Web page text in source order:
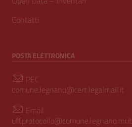
Contatti
POSTA ELETTRONICA
PEC
comune.legnano@cert.legalmail.it
Email
uff.protocollo@comune.legnano.mi.it